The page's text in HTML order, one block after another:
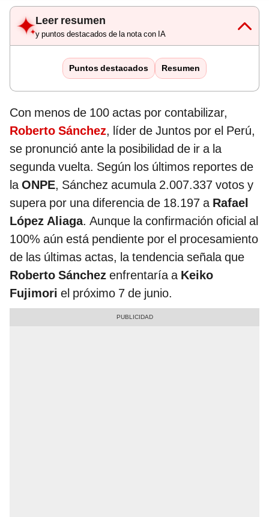
Leer resumen
y puntos destacados de la nota con IA
Puntos destacados Resumen
Con menos de 100 actas por contabilizar,
Roberto Sánchez, líder de Juntos por el Perú,
se pronunció ante la posibilidad de ir a la
segunda vuelta. Según los últimos reportes de
laONPE, Sánchez acumula 2.007.337 votos y
supera por una diferencia de 18.197 a Rafael
López Aliaga. Aunque la confirmación oficial al
100% aún está pendiente por el procesamiento
de las últimas actas, la tendencia señala que
Roberto Sánchez enfrentaría a Keiko
Fujimori el próximo 7 de junio.